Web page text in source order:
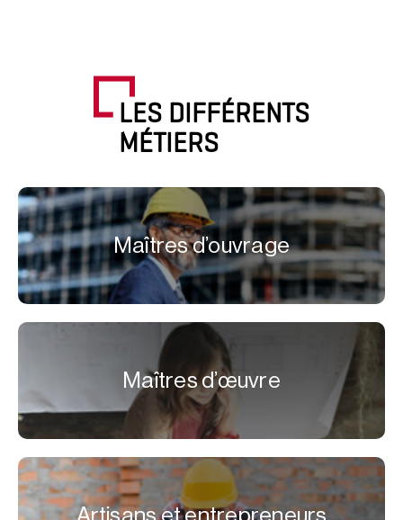
LES DIFFÉRENTS
MÉTIERS
Maîtres d’ouvrage
Maîtres d’œuvre
Artisans et entrepreneurs